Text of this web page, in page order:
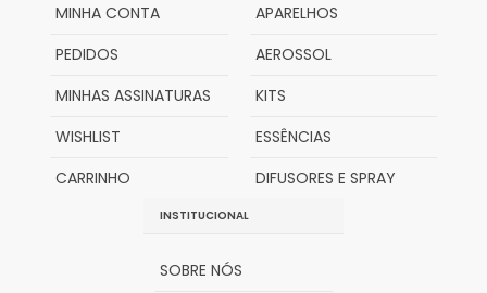
MINHA CONTA
PEDIDOS
MINHAS ASSINATURAS
WISHLIST
CARRINHO
APARELHOS
AEROSSOL
KITS
ESSÊNCIAS
DIFUSORES E SPRAY
INSTITUCIONAL
SOBRE NÓS